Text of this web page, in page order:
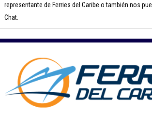
representante de Ferries del Caribe o también nos
Chat.